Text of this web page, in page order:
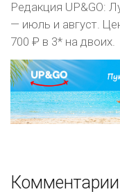
Редакция UP&GO:
— июль и август.
700 ₽ в 3* на двоих.
Комментарии